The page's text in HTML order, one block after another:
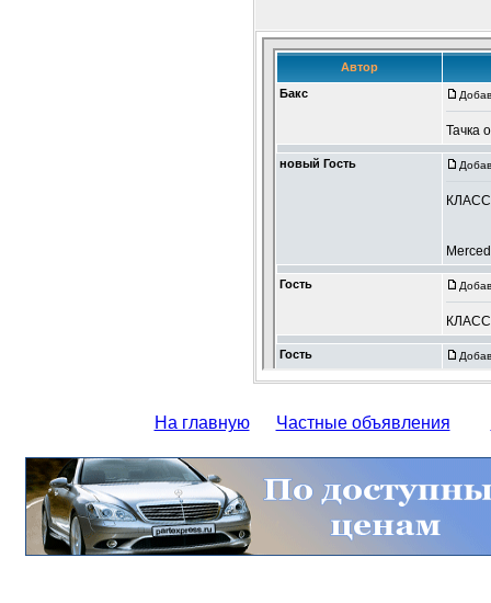
На главную Частные объявления